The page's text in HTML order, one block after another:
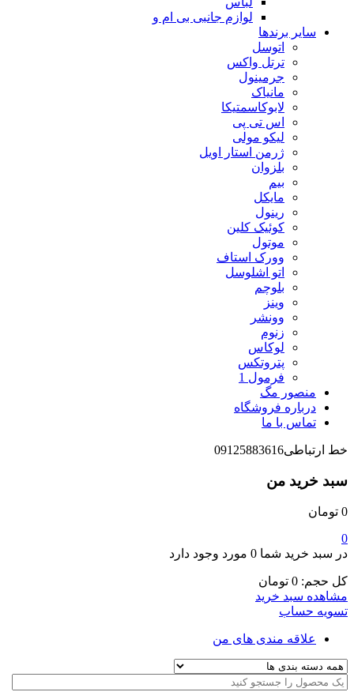
لوازم جانبی بی ام و
سایر برندها
اتوسل
ترتل واکس
جرمینول
مانیاک
لابوکاسمتیکا
اس تی پی
لیکو مولی
ژرمن استار اویل
بلزوان
بیم
مایکل
رینول
کوئیک کلین
موتول
وورک استاف
اتو اشلوسل
بلوچم
وینز
وونشر
زنوم
لوکاس
پتروتکس
فرمول 1
منصور مگ
درباره فروشگاه
تماس با ما
خط ارتباطی09125883616
سبد خرید من
0 تومان
0
در سبد خرید شما 0 مورد وجود دارد
کل حجم: 0 تومان
مشاهده سبد خرید
تسویه حساب
علاقه مندی های من